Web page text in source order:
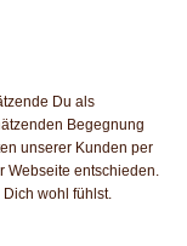
Du als
Begegnung
unserer Kunden per
Webseite entschieden.
wohl fühlst.